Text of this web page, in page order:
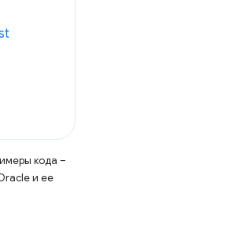
кода –
и ее